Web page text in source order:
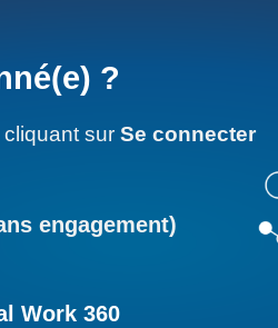
?
sur Se connecter
engagement)
Work 360